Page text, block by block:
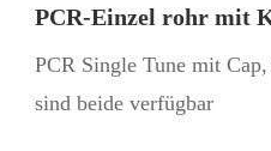
PCR-Einzel rohr mit
PCR Single Tune mit
sind beide verfügbar